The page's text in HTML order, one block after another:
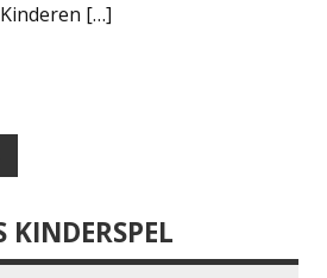
[…]
KINDERSPEL